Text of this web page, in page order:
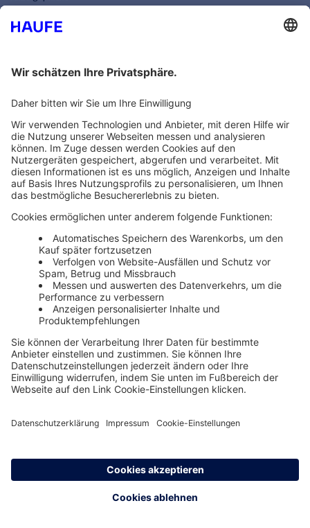
Jahreswechsel
Kanzlei
Kanzleiorganisation
Künstliche Intelligenz (KI)
Nebentätigkeit
Rechtsfragen
Tarifabschluss
Tarifverhandlung
Urheberrecht
Sofort verfügbar